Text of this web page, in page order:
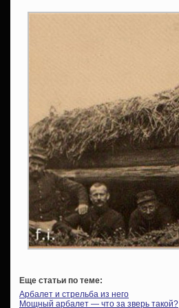
Еще статьи по теме:
Арбалет и стрельба из него
Мощный арбалет — что за зверь такой?